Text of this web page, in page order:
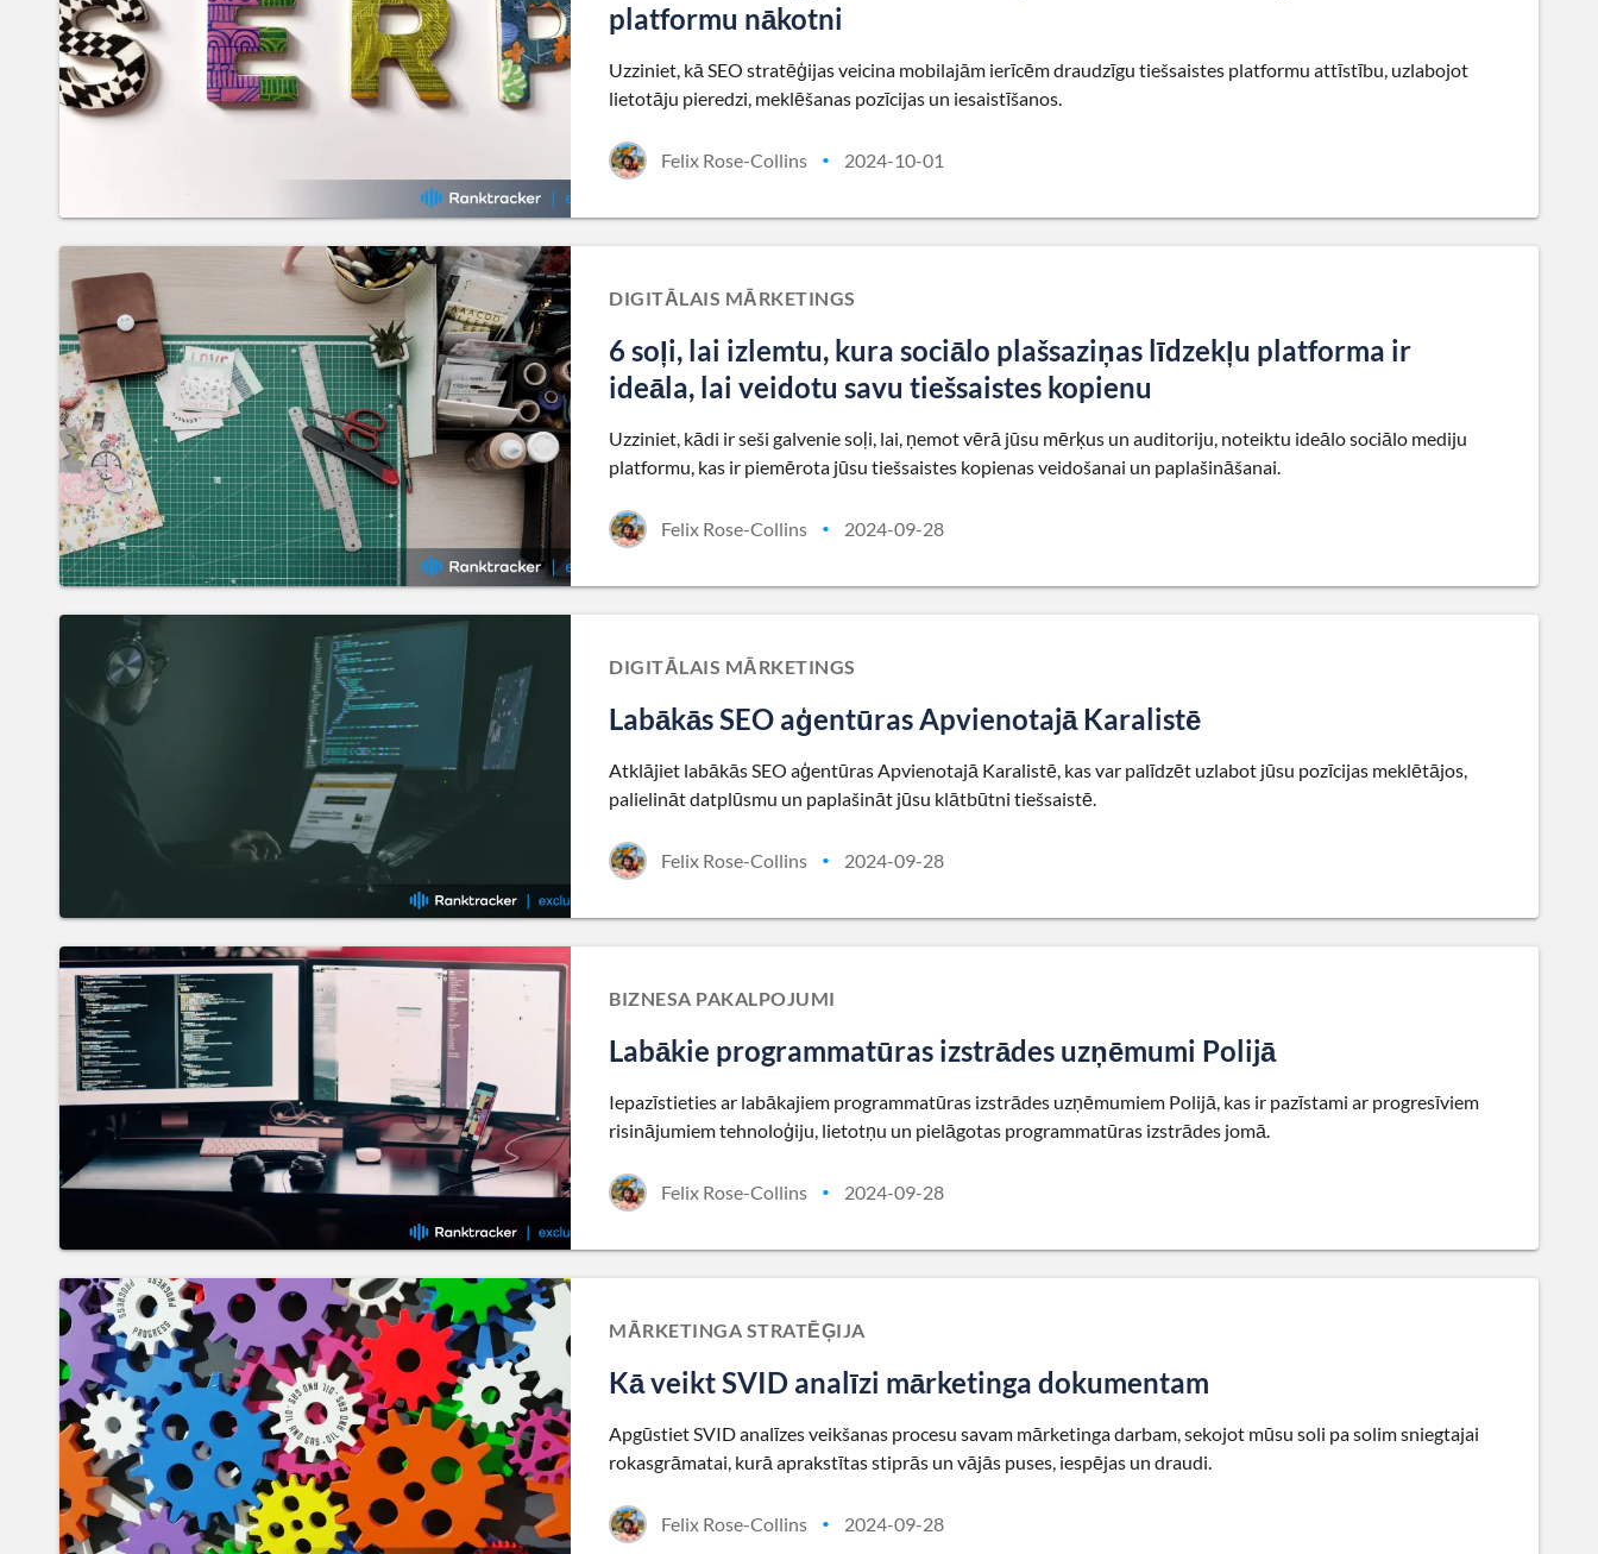
platformu nākotni
Uzziniet, kā SEO stratēģijas veicina mobilajām ierīcēm draudzīgu tiešsaistes platformu attīstību, uzlabojot
lietotāju pieredzi, meklēšanas pozīcijas un iesaistīšanos.
Felix Rose-Collins • 2024-10-01
DIGITĀLAIS MĀRKETINGS
6 soļi, lai izlemtu, kura sociālo plašsaziņas līdzekļu platforma ir
ideāla, lai veidotu savu tiešsaistes kopienu
Uzziniet, kādi ir seši galvenie soļi, lai, ņemot vērā jūsu mērķus un auditoriju, noteiktu ideālo sociālo mediju
platformu, kas ir piemērota jūsu tiešsaistes kopienas veidošanai un paplašināšanai.
Felix Rose-Collins • 2024-09-28
DIGITĀLAIS MĀRKETINGS
Labākās SEO aģentūras Apvienotajā Karalistē
Atklājiet labākās SEO aģentūras Apvienotajā Karalistē, kas var palīdzēt uzlabot jūsu pozīcijas meklētājos,
palielināt datplūsmu un paplašināt jūsu klātbūtni tiešsaistē.
Felix Rose-Collins • 2024-09-28
BIZNESA PAKALPOJUMI
Labākie programmatūras izstrādes uzņēmumi Polijā
Iepazīstieties ar labākajiem programmatūras izstrādes uzņēmumiem Polijā, kas ir pazīstami ar progresīviem
risinājumiem tehnoloģiju, lietotņu un pielāgotas programmatūras izstrādes jomā.
Felix Rose-Collins • 2024-09-28
MĀRKETINGA STRATĒĢIJA
Kā veikt SVID analīzi mārketinga dokumentam
Apgūstiet SVID analīzes veikšanas procesu savam mārketinga darbam, sekojot mūsu soli pa solim sniegtajai
rokasgrāmatai, kurā aprakstītas stiprās un vājās puses, iespējas un draudi.
Felix Rose-Collins • 2024-09-28